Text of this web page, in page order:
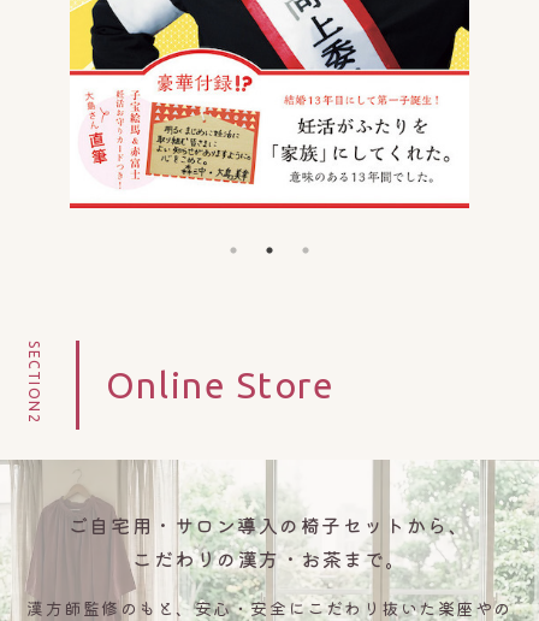
Online Store
SECTION2
ご自宅用・サロン導入の椅子セットから、
こだわりの漢方・お茶まで。
漢方師監修のもと、安心・安全にこだわり抜いた楽座やの